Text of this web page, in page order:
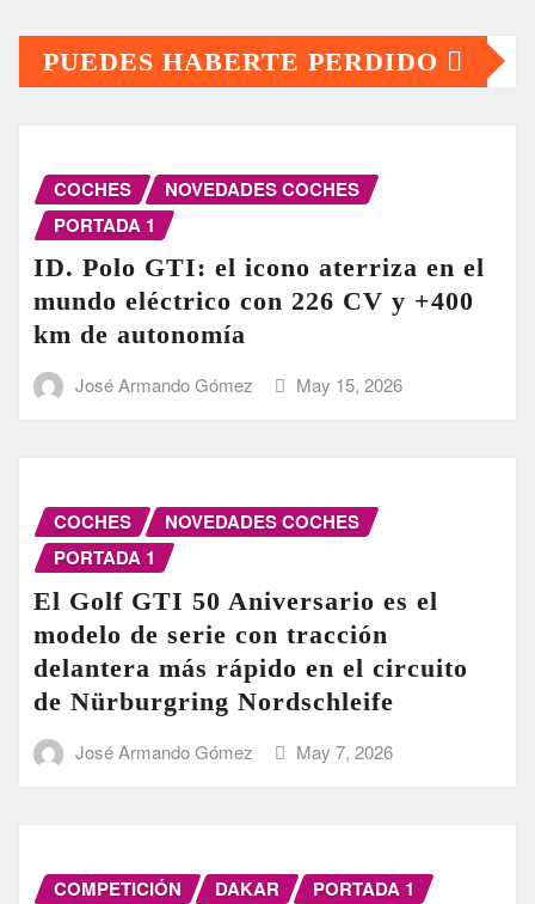
PUEDES HABERTE PERDIDO
COCHES
NOVEDADES COCHES
PORTADA 1
ID. Polo GTI: el icono aterriza en el
mundo eléctrico con 226 CV y +400
km de autonomía
José Armando Gómez May 15, 2026
COCHES
NOVEDADES COCHES
PORTADA 1
El Golf GTI 50 Aniversario es el
modelo de serie con tracción
delantera más rápido en el circuito
de Nürburgring Nordschleife
José Armando Gómez May 7, 2026
COMPETICIÓN DAKAR PORTADA 1